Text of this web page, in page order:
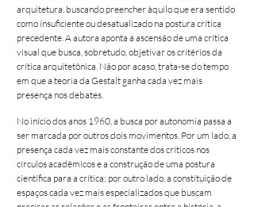
arquitetura, buscando preencher àquilo que era sentido
como insuficiente ou desatualizado na postura crítica
precedente. A autora aponta a ascensão de uma crítica
visual que busca, sobretudo, objetivar os critérios da
crítica arquitetônica. Não por acaso, trata-se do tempo
em que a teoria da Gestalt ganha cada vez mais
presença nos debates.
No início dos anos 1960, a busca por autonomia passa a
ser marcada por outros dois movimentos. Por um lado, a
presença cada vez mais constante dos críticos nos
círculos acadêmicos e a construção de uma postura
científica para a crítica; por outro lado, a constituição de
espaços cada vez mais especializados que buscam